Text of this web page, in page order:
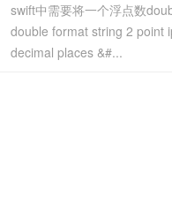
swift中需要将一个浮点数
double format string 2 point
decimal places &#...